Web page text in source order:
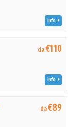
Info
da€110
Info
da€89